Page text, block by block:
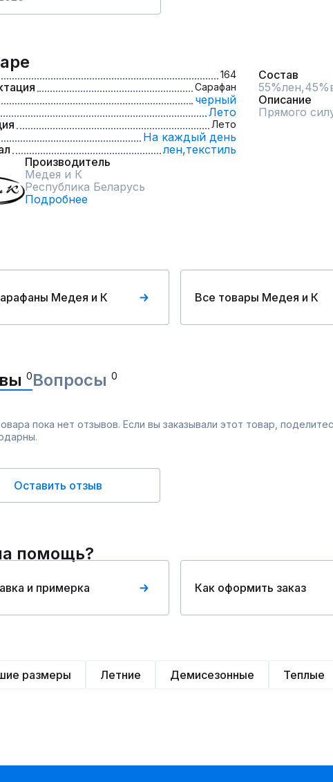
164
Сарафан
черный
Лето
Лето
На каждый день
лен,текстиль
Производитель
Медея и К
Республика Беларусь
Подробнее
Состав
Описание
Прямого
Медея и К Все товары Медея и К
0Вопросы 0
пока нет отзывов. Если вы заказывали этот товар,
Оставить отзыв
помощь?
и примерка Как оформить заказ
размеры Летние Демисезонные Теплые